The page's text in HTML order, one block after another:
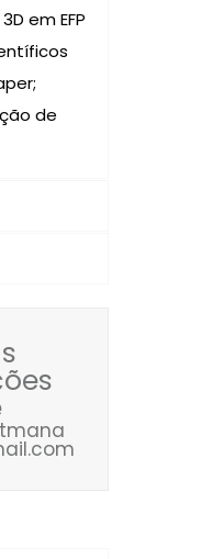
em EFP
de